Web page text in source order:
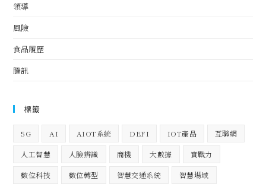
領導
風險
食品履歷
騰訊
標籤
5G AI AIOT系統 DEFI IOT產品 互聯網
人工智慧 人臉辨識 商機 大數據 實戰力
數位科技 數位轉型 智慧交通系統 智慧場域